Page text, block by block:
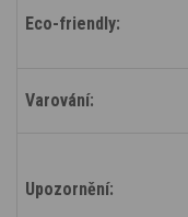
Eco-friendly:
Varování:
Upozornění: